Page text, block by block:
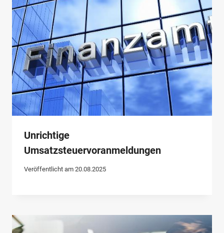
Unrichtige
Umsatzsteuervoranmeldungen
Veröffentlicht am 20.08.2025